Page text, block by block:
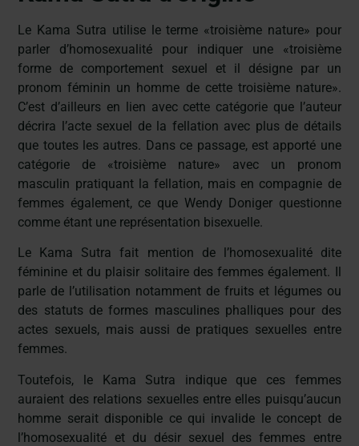
Le Kama Sutra utilise le terme «troisième nature» pour
parler d’homosexualité pour indiquer une «troisième
forme de comportement sexuel et il désigne par un
pronom féminin un homme de cette troisième nature».
C’est d’ailleurs en lien avec cette catégorie que l’auteur
décrira l’acte sexuel de la fellation avec plus de détails
que toutes les autres. Dans ce passage, est apporté une
catégorie de «troisième nature» avec un pronom
masculin pratiquant la fellation, mais en compagnie de
femmes également, ce que Wendy Doniger questionne
comme étant une représentation bisexuelle.
Le Kama Sutra fait mention de l’homosexualité dite
féminine et du plaisir solitaire des femmes également. Il
parle de l’utilisation notamment de fruits et légumes ou
des statuts de formes masculines phalliques pour des
actes sexuels, mais aussi de pratiques sexuelles entre
femmes.
Toutefois, le Kama Sutra indique que ces femmes
auraient des relations sexuelles entre elles puisqu’aucun
homme serait disponible ce qui invalide le concept de
l’homosexualité et du désir sexuel des femmes entre